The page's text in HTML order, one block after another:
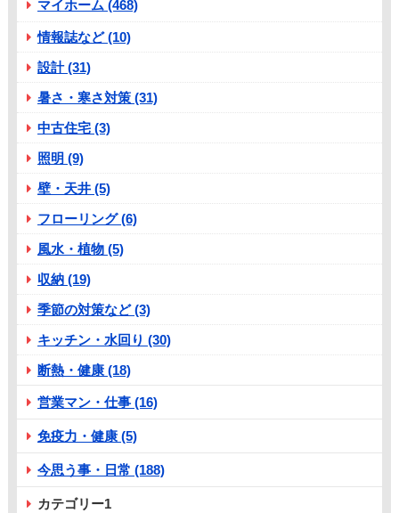
マイホーム (468)
情報誌など (10)
設計 (31)
暑さ・寒さ対策 (31)
中古住宅 (3)
照明 (9)
壁・天井 (5)
フローリング (6)
風水・植物 (5)
収納 (19)
季節の対策など (3)
キッチン・水回り (30)
断熱・健康 (18)
営業マン・仕事 (16)
免疫力・健康 (5)
今思う事・日常 (188)
カテゴリー1